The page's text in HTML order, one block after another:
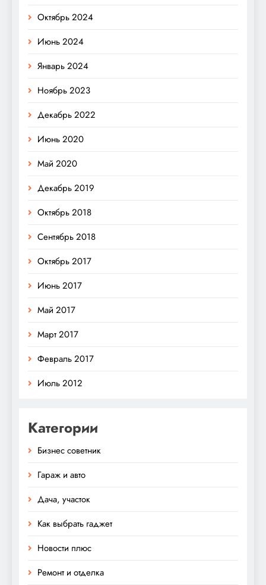
Октябрь 2024
Июнь 2024
Январь 2024
Ноябрь 2023
Декабрь 2022
Июнь 2020
Май 2020
Декабрь 2019
Октябрь 2018
Сентябрь 2018
Октябрь 2017
Июнь 2017
Май 2017
Март 2017
Февраль 2017
Июль 2012
Категории
Бизнес советник
Гараж и авто
Дача, участок
Как выбрать гаджет
Новости плюс
Ремонт и отделка